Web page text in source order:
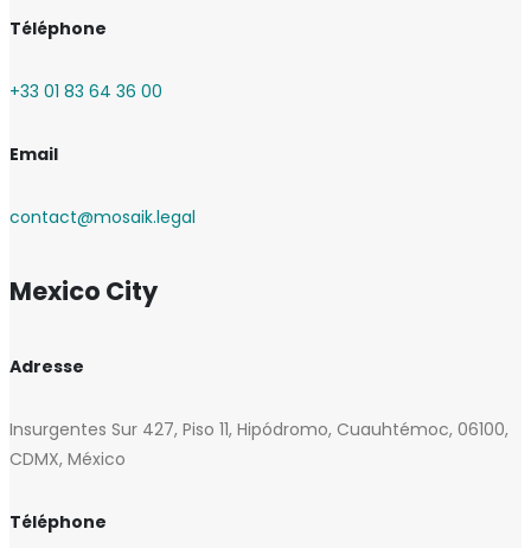
Téléphone
+33 01 83 64 36 00
Email
contact@mosaik.legal
Mexico City
Adresse
Insurgentes Sur 427, Piso 11, Hipódromo, Cuauhtémoc, 06100,
CDMX, México
Téléphone